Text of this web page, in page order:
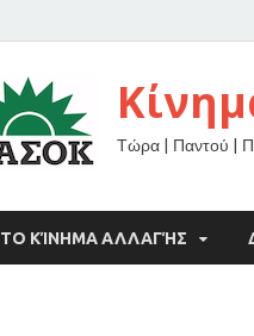
Τώρα | Παντού |
ΤΟ ΚΊΝΗΜΑ ΑΛΛΑΓΉΣ